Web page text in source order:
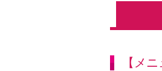
【メ